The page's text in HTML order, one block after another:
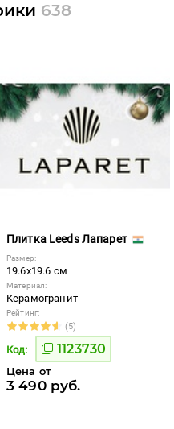
638
Плитка Leeds Лапарет
Размер:
19.6x19.6 см
Материал:
Керамогранит
Рейтинг:
(5)
Код: 1123730
Цена от
3 490 руб.